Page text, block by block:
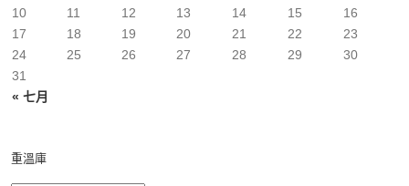
« 七月
10
11 12 13 14 15
16
17
18 19 20 21 22
23
24
25 26 27 28 29
30
31
重溫庫